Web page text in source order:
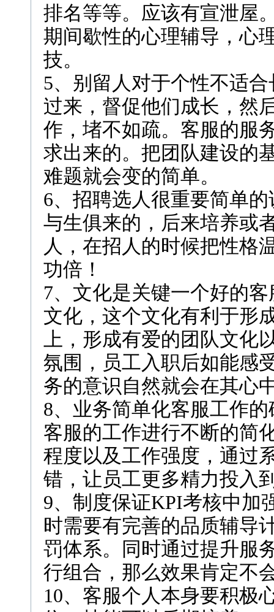
排名等等。应该有宣泄屋
期间歇性的心理辅导，心
技。
5、别留人对于个性不适
过来，督促他们成长，然
作，堵不如疏。客服的服
求出来的。把团队建设的
难题就会变的简单。
6、招聘选人很重要简单
与生俱来的，后来培养或
人，在招人的时候把性格
功倍！
7、文化是关键一个好的
文化，这个文化有利于形
上，形成有爱的团队文化
氛围，员工入职后如能感
务的意识自然就会在其心
8、业务简单化客服工作
客服的工作进行不断的简
程度以及工作强度，通过
错，让员工更多精力投入
9、制度保证KPI考核中加
时需要有完善的品质辅导
罚体系。同时通过提升服
行组合，那么效果肯定不
10、客服个人本身要积极